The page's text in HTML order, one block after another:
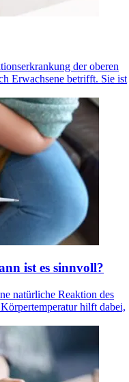
der oberen
Erwachsene betrifft. Sie ist
ist es sinnvoll?
natürliche Reaktion des
hilft dabei,